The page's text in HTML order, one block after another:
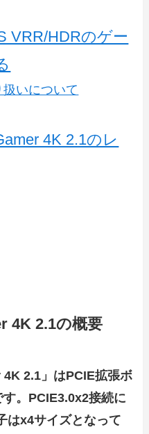
VRR/HDRのゲー
いについて
4K 2.1のレ
4K 2.1の概要
4K 2.1」はPCIE拡張ボ
。PCIE3.0x2接続に
はx4サイズとなって